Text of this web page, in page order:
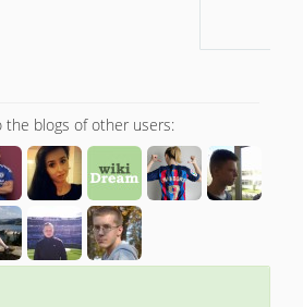
the blogs of other users: